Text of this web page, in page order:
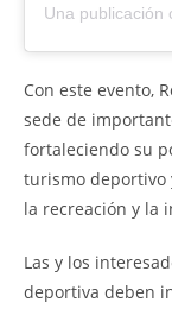
Con este evento,
sede de
fortaleciendo su
turismo deportivo
la recreación y la
Las y los
deportiva deben